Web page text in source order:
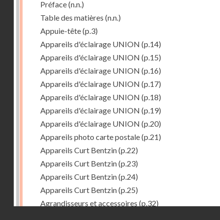
Préface(n.n.)
Table des matières (n.n.)
Appuie-tête(p.3)
Appareils d'éclairage UNION (p.14)
Appareils d'éclairage UNION (p.15)
Appareils d'éclairage UNION (p.16)
Appareils d'éclairage UNION (p.17)
Appareils d'éclairage UNION (p.18)
Appareils d'éclairage UNION (p.19)
Appareils d'éclairage UNION (p.20)
Appareils photo carte postale(p.21)
Appareils Curt Bentzin(p.22)
Appareils Curt Bentzin(p.23)
Appareils Curt Bentzin(p.24)
Appareils Curt Bentzin(p.25)
Agrandisseurs et accessoires (p.32)